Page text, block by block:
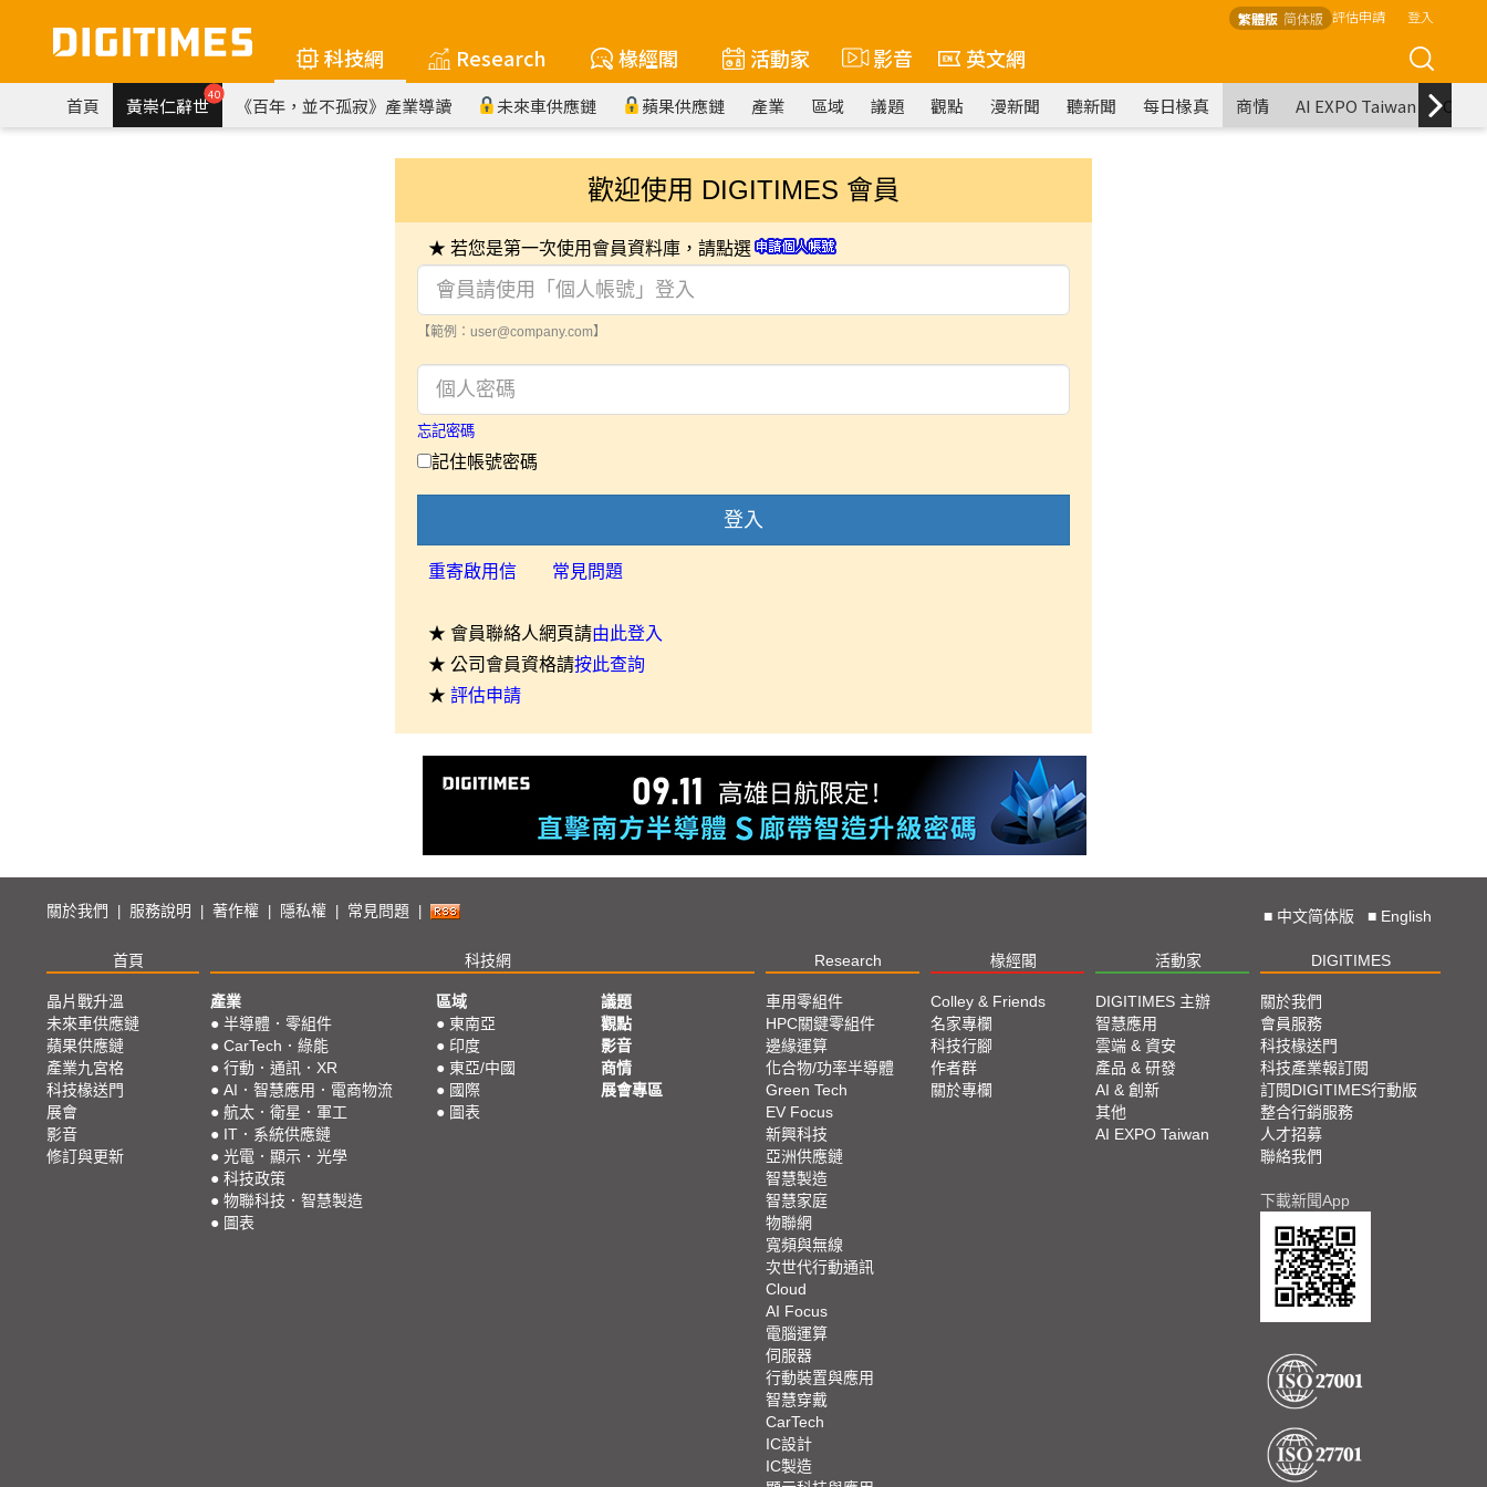
繁體版 简体版 評估申請 登入
科技網 Research 椽經閣 活動家 影音 英文網
首頁 黃崇仁辭世40 《百年，並不孤寂》產業導讀 未來車供應鏈 蘋果供應鏈 產業 區域 議題 觀點 漫新聞 聽新聞 每日椽真 商情 AI EXPO Taiwan
歡迎使用 DIGITIMES 會員
★ 若您是第一次使用會員資料庫，請點選
【範例：user@company.com】
忘記密碼
記住帳號密碼
登入
重寄啟用信 常見問題
★ 會員聯絡人網頁請由此登入
★ 公司會員資格請按此查詢
★ 評估申請
關於我們 服務說明 著作權 隱私權 常見問題 ■ 中文简体版 ■ English
首頁 科技網 Research 椽經閣 活動家 DIGITIMES
晶片戰升溫
未來車供應鏈
蘋果供應鏈
產業九宮格
科技椽送門
展會
影音
修訂與更新
產業
● 半導體．零組件
● CarTech．綠能
● 行動．通訊．XR
● AI．智慧應用．電商物流
● 航太．衛星．軍工
● IT．系統供應鏈
● 光電．顯示．光學
● 科技政策
● 物聯科技．智慧製造
● 圖表
區域
● 東南亞
● 印度
● 東亞/中國
● 國際
● 圖表
議題
觀點
影音
商情
展會專區
車用零組件
HPC關鍵零組件
邊緣運算
化合物/功率半導體
Green Tech
EV Focus
新興科技
亞洲供應鏈
智慧製造
智慧家庭
物聯網
寬頻與無線
次世代行動通訊
Cloud
AI Focus
電腦運算
伺服器
行動裝置與應用
智慧穿戴
CarTech
IC設計
IC製造
Colley & Friends
名家專欄
科技行腳
作者群
關於專欄
DIGITIMES 主辦
智慧應用
雲端 & 資安
產品 & 研發
AI & 創新
其他
AI EXPO Taiwan
關於我們
會員服務
科技椽送門
科技產業報訂閱
訂閱DIGITIMES行動版
整合行銷服務
人才招募
聯絡我們
下載新聞App